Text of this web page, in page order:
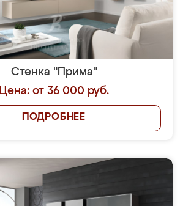
Стенка "Прима"
Цена: от 36 000 руб.
ПОДРОБНЕЕ